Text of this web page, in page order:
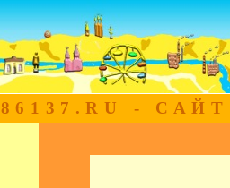
86137.RU -